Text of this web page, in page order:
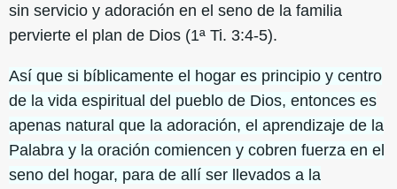
sin servicio y adoración en el seno de la familia
pervierte el plan de Dios (1ª Ti. 3:4-5).
Así que si bíblicamente el hogar es principio y centro
de la vida espiritual del pueblo de Dios, entonces es
apenas natural que la adoración, el aprendizaje de la
Palabra y la oración comiencen y cobren fuerza en el
seno del hogar, para de allí ser llevados a la